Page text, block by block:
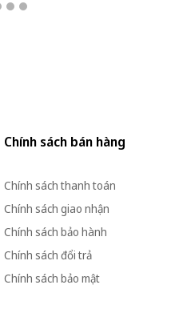
Chính sách bán hàng
Chính sách thanh toán
Chính sách giao nhận
Chính sách bảo hành
Chính sách đổi trả
Chính sách bảo mật